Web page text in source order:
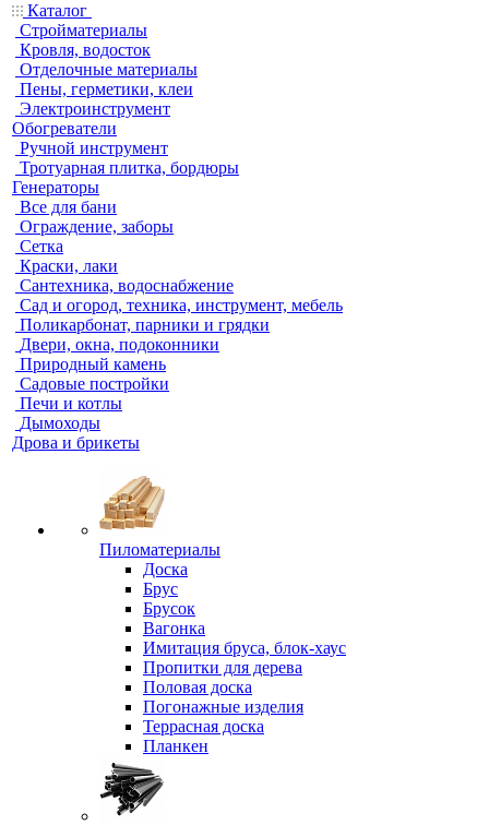
Каталог
Стройматериалы
Кровля, водосток
Отделочные материалы
Пены, герметики, клеи
Электроинструмент
Обогреватели
Ручной инструмент
Тротуарная плитка, бордюры
Генераторы
Все для бани
Ограждение, заборы
Сетка
Краски, лаки
Сантехника, водоснабжение
Сад и огород, техника, инструмент, мебель
Поликарбонат, парники и грядки
Двери, окна, подоконники
Природный камень
Садовые постройки
Печи и котлы
Дымоходы
Дрова и брикеты
Пиломатериалы
Доска
Брус
Брусок
Вагонка
Имитация бруса, блок-хаус
Пропитки для дерева
Половая доска
Погонажные изделия
Террасная доска
Планкен